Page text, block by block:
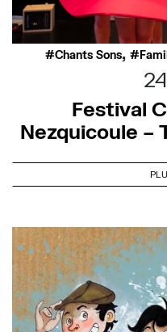
Chants Sons,
Festival
Nezquicoule –